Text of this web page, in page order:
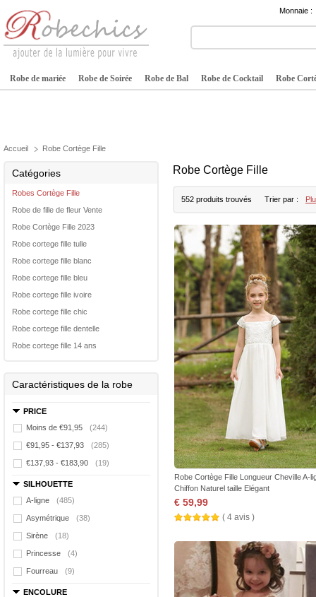
Monnaie :
Robe de mariée Robe de Soirée Robe de Bal Robe de Cocktail Robe
Accueil Robe Cortège Fille
Catégories
Robes Cortège Fille
Robe de fille de fleur Vente
Robe Cortège Fille 2023
Robe cortege fille tulle
Robe cortege fille blanc
Robe cortege fille bleu
Robe cortege fille ivoire
Robe cortege fille chic
Robe cortege fille dentelle
Robe cortege fille 14 ans
Caractéristiques de la robe
PRICE
Moins de €91,95
(244)
€91,95 - €137,93 (285)
€137,93 - €183,90 (19)
SILHOUETTE
A-ligne
(485)
Asymétrique (38)
Sirène (18)
Princesse (4)
Fourreau (9)
ENCOLURE
Robe Cortège Fille
552 produits trouvés Trier par :
Robe Cortège Fille Longueur Cheville A-
Chiffon Naturel taille Elégant
€ 59,99
( 4 avis )